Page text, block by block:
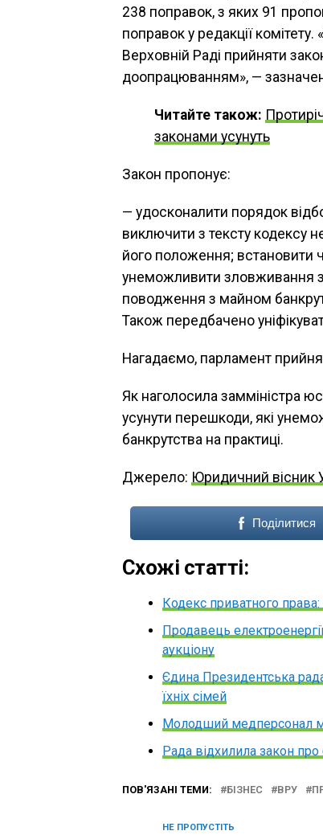
238 поправок, з яких 91
поправок у редакції
Верховній Раді прийняти
доопрацюванням», —
Читайте також:
законами усунуть
Закон пропонує:
— удосконалити порядок
виключити з тексту кодексу
його положення; встановити
унеможливити зловживання з
поводження з майном
Також передбачено
Нагадаємо, парламент
Як наголосила замміністра
усунути перешкоди, які
банкрутства на практиці.
Джерело: Юридичний вісник
Поділитися
Схожі статті:
Кодекс приватного
Продавець
аукціону
Єдина Президентська рада
їхніх сімей
Молодший медперсонал
Рада відхилила закон про
ПОВ'ЯЗАНІ ТЕМИ: БІЗНЕС ВРУ
НЕ ПРОПУСТІТЬ